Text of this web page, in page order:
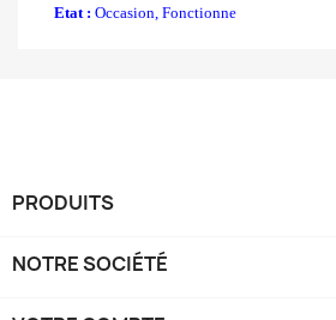
Etat : Occasion, Fonctionne
PRODUITS
NOTRE SOCIÉTÉ